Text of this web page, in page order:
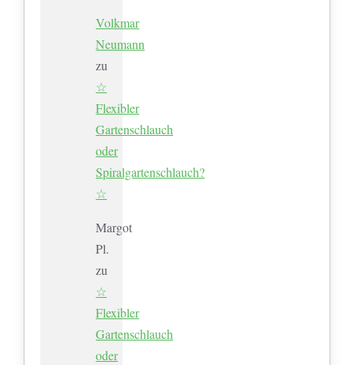
Volkmar
Neumann
zu
☆
Flexibler
Gartenschlauch
oder
Spiralgartenschlauch?
☆
Margot
Pl.
zu
☆
Flexibler
Gartenschlauch
oder